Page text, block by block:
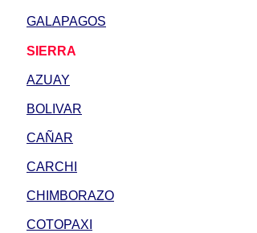
GALAPAGOS
SIERRA
AZUAY
BOLIVAR
CAÑAR
CARCHI
CHIMBORAZO
COTOPAXI